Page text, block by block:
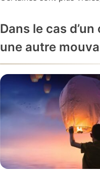
Dans le cas
une autre